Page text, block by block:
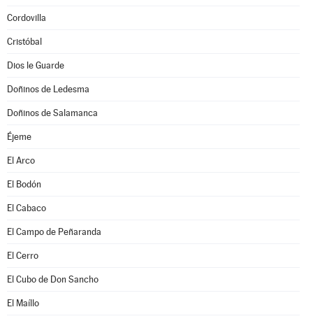
Cordovilla
Cristóbal
Dios le Guarde
Doñinos de Ledesma
Doñinos de Salamanca
Éjeme
El Arco
El Bodón
El Cabaco
El Campo de Peñaranda
El Cerro
El Cubo de Don Sancho
El Maíllo